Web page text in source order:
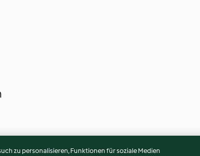
zu personalisieren, Funktionen für soziale Medien